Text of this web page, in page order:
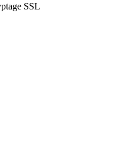
SSL